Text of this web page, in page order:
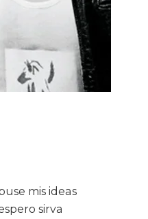
mis ideas
sirva